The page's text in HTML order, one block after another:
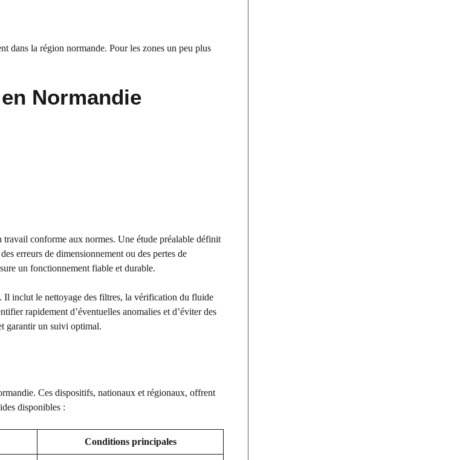
dans la région normande. Pour les zones un peu plus
Normandie
conforme aux normes. Une étude préalable définit
erreurs de dimensionnement ou des pertes de
un fonctionnement fiable et durable.
Il inclut le nettoyage des filtres, la vérification du fluide
rapidement d’éventuelles anomalies et d’éviter des
garantir un suivi optimal.
Ces dispositifs, nationaux et régionaux, offrent
disponibles :
Conditions principales